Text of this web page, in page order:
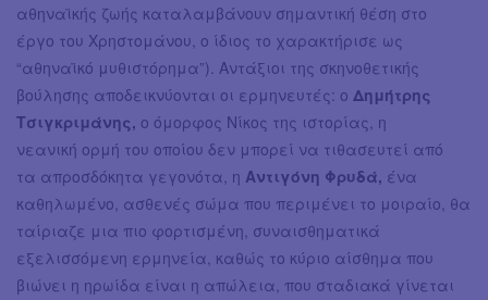
αθηναϊκής ζωής καταλαμβάνουν σημαντική θέση στο
έργο του Χρηστομάνου, ο ίδιος το χαρακτήρισε ως
“αθηναϊκό μυθιστόρημα”). Αντάξιοι της σκηνοθετικής
βούλησης αποδεικνύονται οι ερμηνευτές: ο Δημήτρης
Τσιγκριμάνης, ο όμορφος Νίκος της ιστορίας, η
νεανική ορμή του οποίου δεν μπορεί να τιθασευτεί από
τα απροσδόκητα γεγονότα, η Αντιγόνη Φρυδά, ένα
καθηλωμένο, ασθενές σώμα που περιμένει το μοιραίο, θα
ταίριαζε μια πιο φορτισμένη, συναισθηματικά
εξελισσόμενη ερμηνεία, καθώς το κύριο αίσθημα που
βιώνει η ηρωίδα είναι η απώλεια, που σταδιακά γίνεται